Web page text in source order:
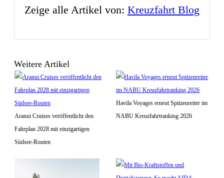
Zeige alle Artikel von: Kreuzfahrt Blog
Weitere Artikel
Aranui Cruises veröffentlicht den
Fahrplan 2028 mit einzigartigen
Südsee-Routen
Havila Voyages erneut Spitzenreiter im
NABU Kreuzfahrtranking 2026